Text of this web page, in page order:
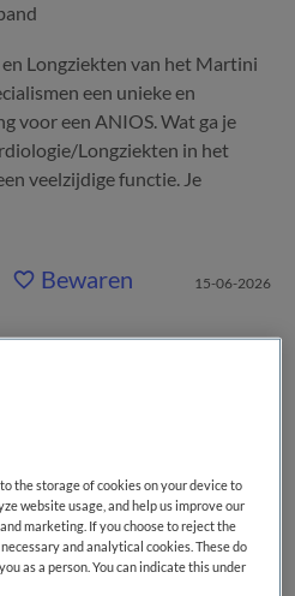
Longziekten van het Martini
een unieke en
voor een ANIOS. Wat ga je
Longziekten in het
veelzijdige functie. Je
Bewaren 15-06-2026
the storage of cookies on your device to
website usage, and help us improve our
marketing. If you choose to reject the
and analytical cookies. These do
as a person. You can indicate this under